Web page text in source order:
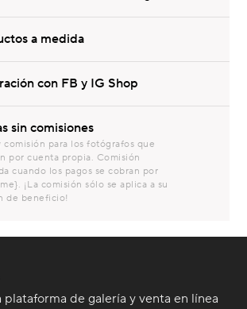
a medida
con FB y IG Shop
sin comisiones
comisión para los fotógrafos que
por cuenta propia. Comisión
cuando los pagos se cobran por
¡La comisión sólo se aplica a su
de beneficio!
plataforma de galería y venta en línea